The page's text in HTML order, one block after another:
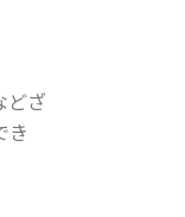
どざ
き